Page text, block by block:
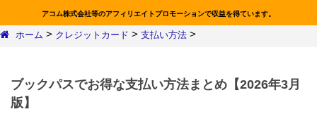
アコム株式会社等のアフィリエイトプロモーションで収益を得ています。
ホーム > クレジットカード > 支払い方法 >
ブックパスでお得な支払い方法まとめ【2026年3月
版】